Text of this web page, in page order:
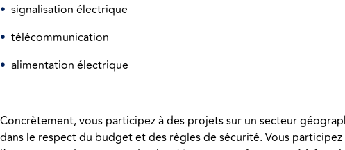
• signalisation électrique
• télécommunication
• alimentation électrique
Concrètement, vous participez à des projets sur un secteur
dans le respect du budget et des règles de sécurité. Vous